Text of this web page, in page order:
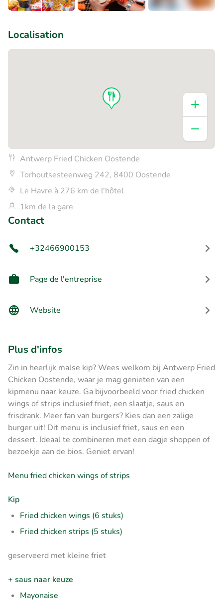
Localisation
Antwerp Fried Chicken Oostende
Torhoutsesteenweg 242, 8400 Oostende
Le Havre à 276 km de l'hôtel
1km de la gare
Contact
+32466900153
Page de l'entreprise
Website
Plus d'infos
Zin in heerlijk malse kip? Wees welkom bij Antwerp Fried
Chicken Oostende, waar je mag genieten van een
kipmenu naar keuze. Ga bijvoorbeeld voor fried chicken
wings of strips inclusief friet, een slaatje, saus en
frisdrank. Meer fan van burgers? Kies dan een zalige
burger uit! Dit menu is inclusief friet, saus en een
dessert. Ideaal te combineren met een dagje shoppen of
bezoekje aan de bios. Geniet ervan!
Menu fried chicken wings of strips
Kip
Fried chicken wings (6 stuks)
Fried chicken strips (5 stuks)
geserveerd met kleine friet
+ saus naar keuze
Mayonaise